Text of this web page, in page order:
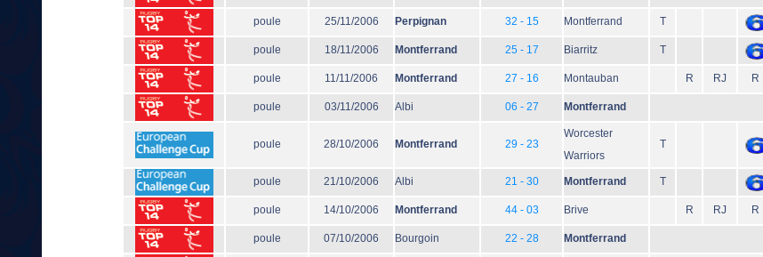
poule 25/11/2006 Perpignan 32 - 15 Montferrand T
poule 18/11/2006 Montferrand 25 - 17 Biarritz T
poule 11/11/2006 Montferrand 27 - 16 Montauban R RJ R
poule 03/11/2006 Albi 06 - 27 Montferrand
poule 28/10/2006 Montferrand 29 - 23
Worcester
Warriors
T
poule 21/10/2006 Albi 21 - 30 Montferrand T
poule 14/10/2006 Montferrand 44 - 03 Brive R RJ R
poule 07/10/2006 Bourgoin 22 - 28 Montferrand